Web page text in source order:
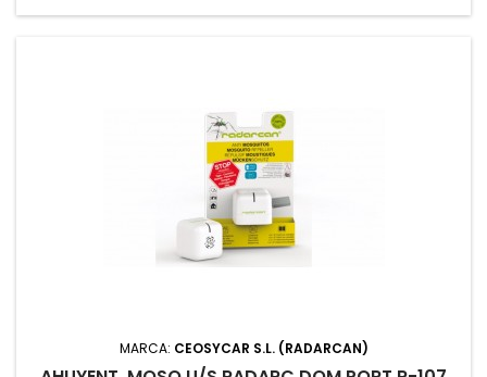
MARCA: CEOSYCAR S.L. (RADARCAN)